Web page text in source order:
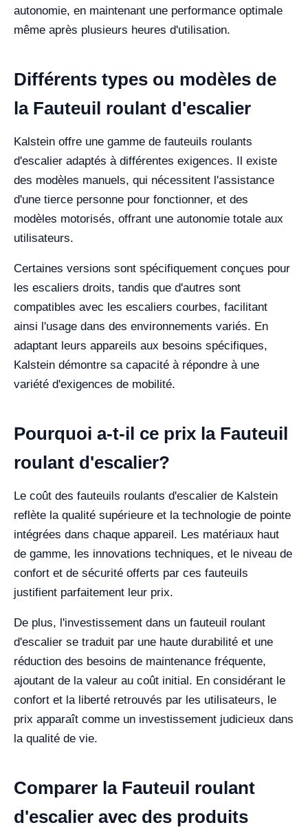
autonomie, en maintenant une performance optimale
même après plusieurs heures d'utilisation.
Différents types ou modèles de
la Fauteuil roulant d'escalier
Kalstein offre une gamme de fauteuils roulants
d'escalier adaptés à différentes exigences. Il existe
des modèles manuels, qui nécessitent l'assistance
d'une tierce personne pour fonctionner, et des
modèles motorisés, offrant une autonomie totale aux
utilisateurs.
Certaines versions sont spécifiquement conçues pour
les escaliers droits, tandis que d'autres sont
compatibles avec les escaliers courbes, facilitant
ainsi l'usage dans des environnements variés. En
adaptant leurs appareils aux besoins spécifiques,
Kalstein démontre sa capacité à répondre à une
variété d'exigences de mobilité.
Pourquoi a-t-il ce prix la Fauteuil
roulant d'escalier?
Le coût des fauteuils roulants d'escalier de Kalstein
reflète la qualité supérieure et la technologie de pointe
intégrées dans chaque appareil. Les matériaux haut
de gamme, les innovations techniques, et le niveau de
confort et de sécurité offerts par ces fauteuils
justifient parfaitement leur prix.
De plus, l'investissement dans un fauteuil roulant
d'escalier se traduit par une haute durabilité et une
réduction des besoins de maintenance fréquente,
ajoutant de la valeur au coût initial. En considérant le
confort et la liberté retrouvés par les utilisateurs, le
prix apparaît comme un investissement judicieux dans
la qualité de vie.
Comparer la Fauteuil roulant
d'escalier avec des produits